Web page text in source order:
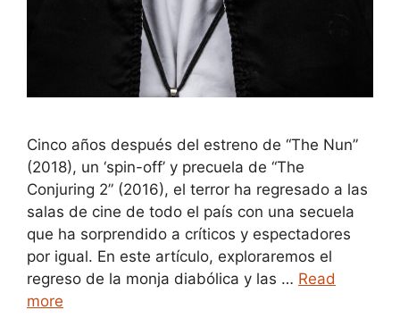
Cinco años después del estreno de “The Nun”
(2018), un ‘spin-off’ y precuela de “The
Conjuring 2” (2016), el terror ha regresado a las
salas de cine de todo el país con una secuela
que ha sorprendido a críticos y espectadores
por igual. En este artículo, exploraremos el
regreso de la monja diabólica y las … Read
more